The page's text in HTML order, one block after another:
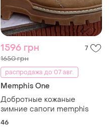
1596 грн 7
1650 грн
распродажа до 07 авг.
Memphis One
Добротные кожаные
зимние сапоги memphis
46